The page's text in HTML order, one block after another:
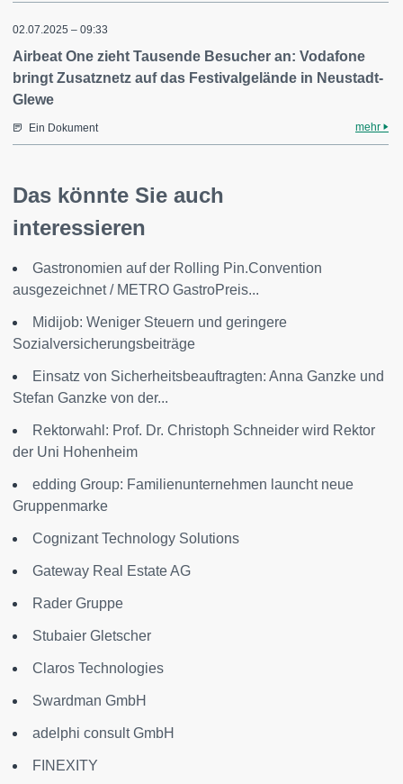
02.07.2025 – 09:33
Airbeat One zieht Tausende Besucher an: Vodafone
bringt Zusatznetz auf das Festivalgelände in Neustadt-
Glewe
Ein Dokument mehr
Das könnte Sie auch
interessieren
Gastronomien auf der Rolling Pin.Convention
ausgezeichnet / METRO GastroPreis...
Midijob: Weniger Steuern und geringere
Sozialversicherungsbeiträge
Einsatz von Sicherheitsbeauftragten: Anna Ganzke und
Stefan Ganzke von der...
Rektorwahl: Prof. Dr. Christoph Schneider wird Rektor
der Uni Hohenheim
edding Group: Familienunternehmen launcht neue
Gruppenmarke
Cognizant Technology Solutions
Gateway Real Estate AG
Rader Gruppe
Stubaier Gletscher
Claros Technologies
Swardman GmbH
adelphi consult GmbH
FINEXITY